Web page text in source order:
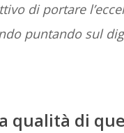
di portare
puntando sul
qualità di